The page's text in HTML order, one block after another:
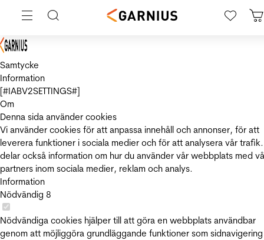
Samtycke
Information
[#IABV2SETTINGS#]
Om
Denna sida använder cookies
Vi använder cookies för att anpassa innehåll och annonser, för att
leverera funktioner i sociala medier och för att analysera vår
delar också information om hur du använder vår webbplats med
partners inom sociala medier, reklam och analys.
Information
Nödvändig 8
Nödvändiga cookies hjälper till att göra en webbplats användbar
genom att möjliggöra grundläggande funktioner som